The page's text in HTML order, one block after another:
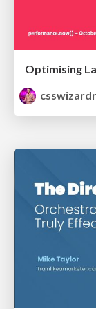
Optimising